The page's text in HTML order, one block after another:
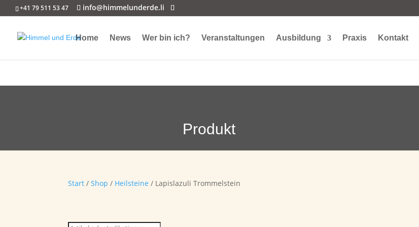
+41 79 511 53 47 info@himmelunderde.li
Home News Wer bin ich? Veranstaltungen Ausbildung Praxis Kontakt
Produkt
Start /Shop / Heilsteine / Lapislazuli Trommelstein